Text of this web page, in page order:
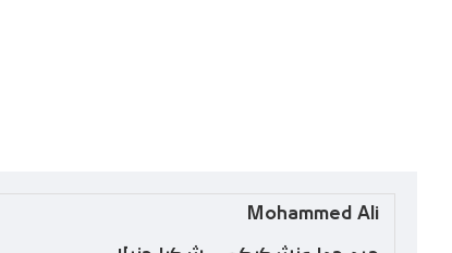
Mohammed Ali